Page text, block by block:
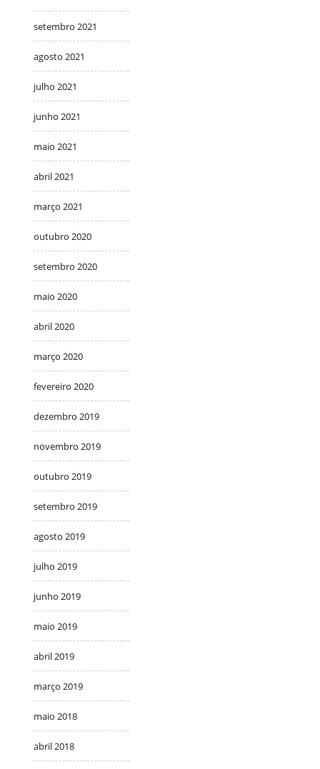
setembro 2021
agosto 2021
julho 2021
junho 2021
maio 2021
abril 2021
março 2021
outubro 2020
setembro 2020
maio 2020
abril 2020
março 2020
fevereiro 2020
dezembro 2019
novembro 2019
outubro 2019
setembro 2019
agosto 2019
julho 2019
junho 2019
maio 2019
abril 2019
março 2019
maio 2018
abril 2018